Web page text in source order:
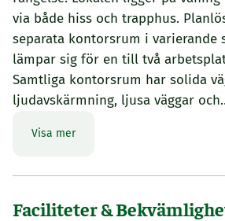
via både hiss och trapphus.
separata kontorsrum i varierande
lämpar sig för en till två
Samtliga kontorsrum har solida
ljudavskärmning, ljusa väggar
Visa mer
Faciliteter &